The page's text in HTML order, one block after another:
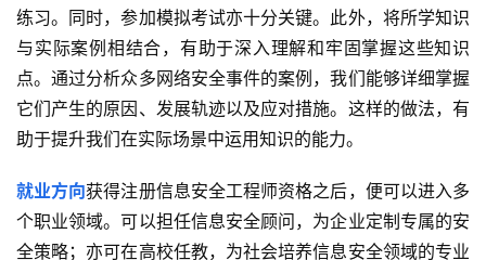
练习。同时，参加模拟考试亦十分关键。此外，将所学知识
与实际案例相结合，有助于深入理解和牢固掌握这些知识
点。通过分析众多网络安全事件的案例，我们能够详细掌握
它们产生的原因、发展轨迹以及应对措施。这样的做法，有
助于提升我们在实际场景中运用知识的能力。
就业方向获得注册信息安全工程师资格之后，便可以进入多
个职业领域。可以担任信息安全顾问，为企业定制专属的安
全策略；亦可在高校任教，为社会培养信息安全领域的专业